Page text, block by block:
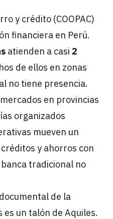
y crédito (COOPAC)
financiera en Perú.
atienden a casi 2
de ellos en zonas
no tiene presencia.
en provincias
organizados
mueven un
y ahorros con
tradicional no
de la
un talón de Aquiles.